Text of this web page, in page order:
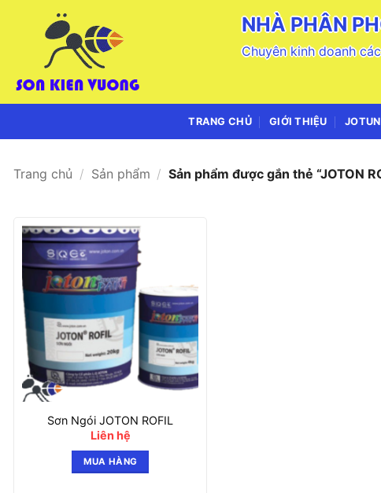
NHÀ PHÂN
Chuyên kinh doanh
TRANG CHỦ GIỚI THIỆU JOTUN
Trang chủ / Sản phẩm / Sản phẩm được gắn thẻ “JOTON
Sơn Ngói JOTON ROFIL
Liên hệ
MUA HÀNG